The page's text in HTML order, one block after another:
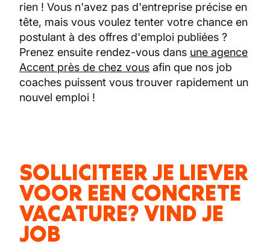
rien ! Vous n'avez pas d'entreprise précise en
tête, mais vous voulez tenter votre chance en
postulant à des offres d'emploi publiées ?
Prenez ensuite rendez-vous dans une agence
Accent près de chez vous afin que nos job
coaches puissent vous trouver rapidement un
nouvel emploi !
SOLLICITEER JE LIEVER
VOOR EEN CONCRETE
VACATURE? VIND JE
JOB